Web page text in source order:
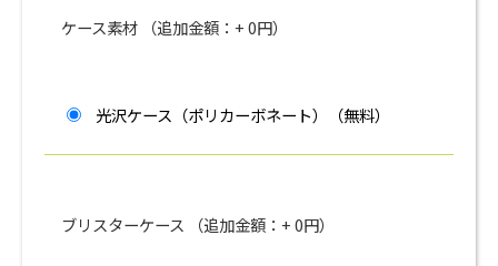
ケース素材 （追加金額：+0円）
光沢ケース（ポリカーボネート）（無料）
ブリスターケース （追加金額：+0円）